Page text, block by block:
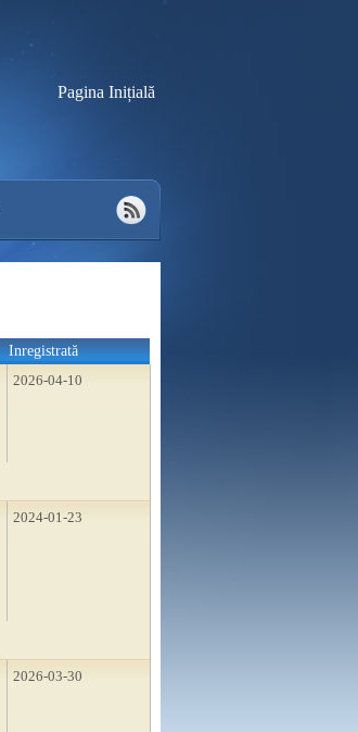
Pagina Inițială
Inregistrată
2026-04-10
2024-01-23
2026-03-30